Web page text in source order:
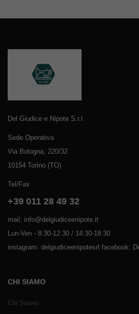
Del Giudice e Nipote S.r.l.
Sede Operativa
Via Bologna, 220/32
10154 Torino (TO)
Tel/Fax
+39 011 28 49 32
mail: info@delgiudiceenipote.it
Lun-Ven - 8:30-12:30 / 14:30-18:30
instagram: delgiudiceenipotesrl facebook:
CHI SIAMO
Chi Siamo